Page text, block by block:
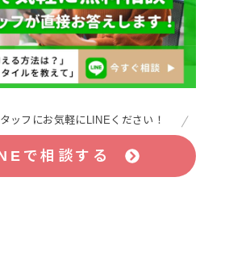
ッフにお気軽にLINEください！
で相談する